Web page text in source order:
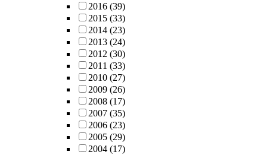
2016 (39)
2015 (33)
2014 (23)
2013 (24)
2012 (30)
2011 (33)
2010 (27)
2009 (26)
2008 (17)
2007 (35)
2006 (23)
2005 (29)
2004 (17)